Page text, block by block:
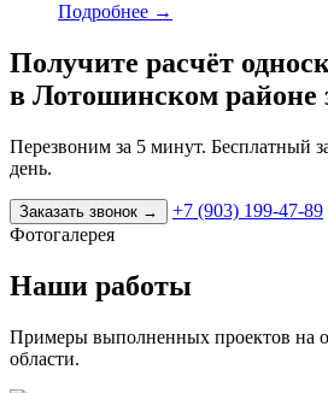
Подробнее →
Получите расчёт
в Лотошинском районе
Перезвоним за 5 минут. Бесплатный
день.
Заказать звонок →
+7 (903) 199-47-89
Фотогалерея
Наши работы
Примеры выполненных проектов на
области.